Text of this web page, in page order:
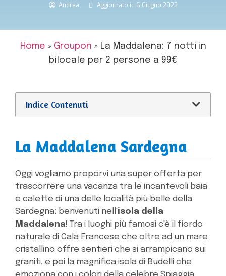
Andrea Aggiornato il: 6 Giugno 2023
Home » Groupon » La Maddalena: 7 notti in
bilocale per 2 persone a 99€
Indice Contenuti
La Maddalena Sardegna
Oggi vogliamo proporvi una super offerta per
trascorrere una vacanza tra le incantevoli baia
e calette di una delle località più belle della
Sardegna: benvenuti nell'isola della
Maddalena! Tra i luoghi più famosi c'è il fiordo
naturale di Cala Francese che oltre ad un mare
cristallino offre sentieri che si arrampicano sui
graniti, e poi la magnifica isola di Budelli che